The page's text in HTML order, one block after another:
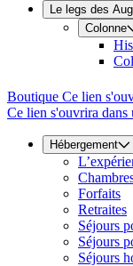
Le legs des
Colonne
Boutique Ce lien
Ce lien s'ouvrira dans
Hébergement
Forfaits
Retraites
Séjours
Séjours
Séjours